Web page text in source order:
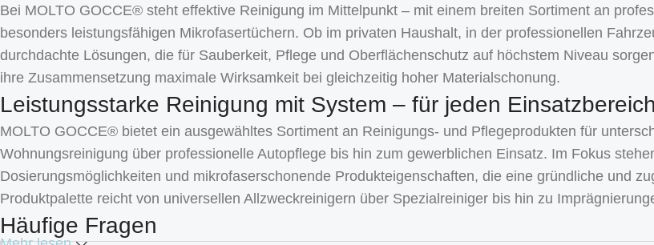
Bei MOLTO GOCCE® steht effektive Reinigung im Mittelpunkt – mit einem breiten Sortiment an
besonders leistungsfähigen Mikrofasertüchern. Ob im privaten Haushalt, in der professionellen
durchdachte Lösungen, die für Sauberkeit, Pflege und Oberflächenschutz auf höchstem Niveau
ihre Zusammensetzung maximale Wirksamkeit bei gleichzeitig hoher Materialschonung.
Leistungsstarke Reinigung mit System – für jeden Einsatzbereich
MOLTO GOCCE® bietet ein ausgewähltes Sortiment an Reinigungs- und Pflegeprodukten für
Wohnungsreinigung über professionelle Autopflege bis hin zum gewerblichen Einsatz. Im Fokus
Dosierungsmöglichkeiten und mikrofaserschonende Produkteigenschaften, die eine gründliche und
Produktpalette reicht von universellen Allzweckreinigern über Spezialreiniger bis hin zu
Häufige Fragen